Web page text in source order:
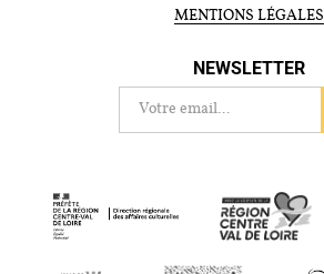
MENTIONS LÉGALES
NEWSLETTER